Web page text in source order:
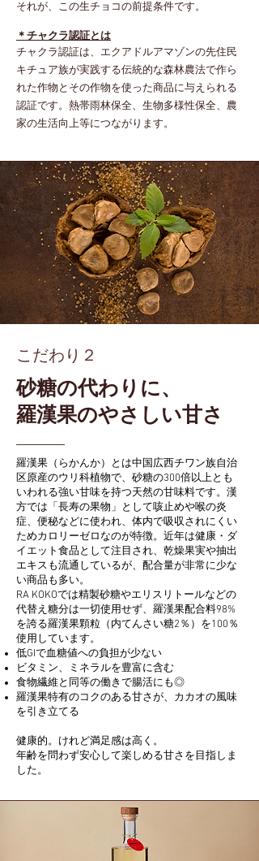
それが、この生チョコの前提条件です。
​＊チャクラ認証とは
​チャクラ認証は、エクアドルアマゾンの先住民
キチュア族が実践する伝統的な森林農法で作ら
れた作物とその作物を使った商品に与えられる
認証です。熱帯雨林保全、生物多様性保全、農
家の生活向上等につながります。
こだわり２
砂糖の代わりに、
羅漢果のやさしい甘さ
羅漢果（らかんか）とは中国広西チワン族自治
区原産のウリ科植物で、砂糖の300倍以上とも
いわれる強い甘味を持つ天然の甘味料です。漢
方では「長寿の果物」として咳止めや喉の炎
症、便秘などに使われ、体内で吸収されにくい
ためカロリーゼロなのが特徴。近年は健康・ダ
イエット食品として注目され、乾燥果実や抽出
エキスも流通しているが、配合量が非常に少な
い商品も多い。
RA KOKOでは精製砂糖やエリスリトールなどの
代替え糖分は一切使用せず、羅漢果配合料98%
を誇る羅漢果顆粒（内てんさい糖2％）を100％
使用しています。
低GIで血糖値への負担が少ない
ビタミン、ミネラルを豊富に含む
食物繊維と同等の働きで腸活にも◎
羅漢果特有のコクのある甘さが、カカオの風味
を引き立てる
健康的。けれど満足感は高く。
年齢を問わず安心して楽しめる甘さを目指しま
した。